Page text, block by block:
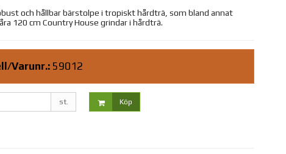
och hållbar bärstolpe i tropiskt hårdträ, som bland annat
120 cm Country House grindar i hårdträ.
Varunr.: 59012
st. Köp